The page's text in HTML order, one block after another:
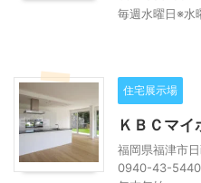
毎週水曜日※水
住宅展示場
ＫＢＣマ
福岡県福津市
0940-43-5440